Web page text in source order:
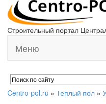
Строительный портал
Меню
Centro-pol.ru » Теплый пол »